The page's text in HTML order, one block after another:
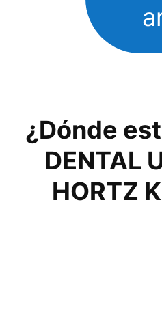
¿Dónde
DENTAL
HORTZ